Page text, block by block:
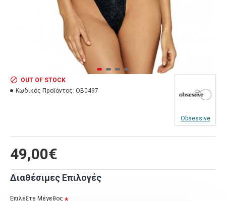
49,00€
OUT OF STOCK
Κωδικός Προϊόντος: OB0497
Obsessive
Διαθέσιμες Επιλογές
Επιλέξτε Μέγεθος